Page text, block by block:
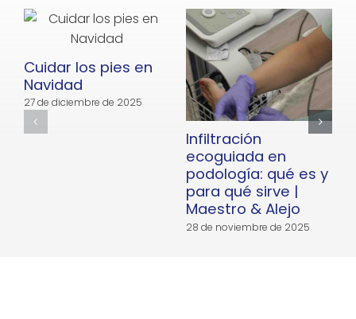
Cuidar los pies en
Navidad
27 de diciembre de 2025
Infiltración
ecoguiada en
podología: qué es y
para qué sirve |
Maestro & Alejo
28 de noviembre de 2025